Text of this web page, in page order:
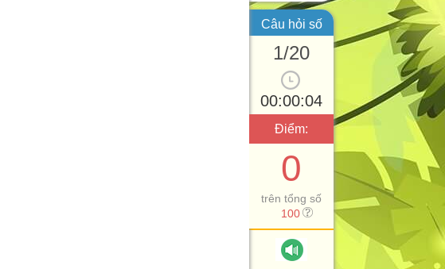
Câu hỏi số
1/20
00:00:05
Điểm:
0
trên tổng số
100